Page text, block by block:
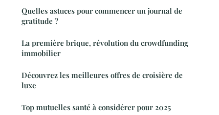
Quelles astuces pour commencer un journal de
gratitude ?
La première brique, révolution du crowdfunding
immobilier
Découvrez les meilleures offres de croisière de
luxe
Top mutuelles santé à considérer pour 2025